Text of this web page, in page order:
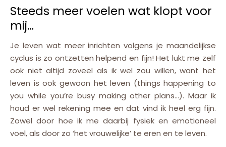
Steeds meer voelen wat klopt voor
mij…
Je leven wat meer inrichten volgens je maandelijkse
cyclus is zo ontzetten helpend en fijn! Het lukt me zelf
ook niet altijd zoveel als ik wel zou willen, want het
leven is ook gewoon het leven (things happening to
you while you’re busy making other plans…). Maar ik
houd er wel rekening mee en dat vind ik heel erg fijn.
Zowel door hoe ik me daarbij fysiek en emotioneel
voel, als door zo ‘het vrouwelijke’ te eren en te leven.